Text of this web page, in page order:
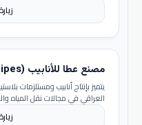
مصنع عطا للأنابيب (Ata Pipes)
يتميز بإنتاج أنابيب ومستلزمات
العراقي في مجالات نقل المياه